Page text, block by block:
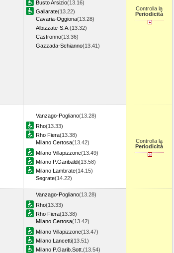
Busto Arsizio(13.16)
Gallarate(13.22)
Cavaria-Oggiona(13.28)
Albizzate-S.A. (13.32)
Castronno(13.36)
Gazzada-Schianno(13.41)
Controlla la
Periodicità
Vanzago-Pogliano(13.28)
Rho(13.33)
Rho Fiera(13.38)
Milano Certosa(13.42)
Milano Villapizzone(13.49)
Milano P.Garibaldi(13.58)
Milano Lambrate(14.15)
Segrate(14.22)
Controlla la
Periodicità
Vanzago-Pogliano(13.28)
Rho(13.33)
Rho Fiera(13.38)
Milano Certosa(13.42)
Milano Villapizzone(13.47)
Milano Lancetti(13.51)
Milano P.Garib.Sott. (13.54)